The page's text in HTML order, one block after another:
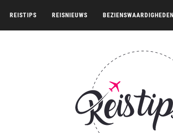
REISTIPS REISNIEUWS BEZIENSWAARDIGHEDEN